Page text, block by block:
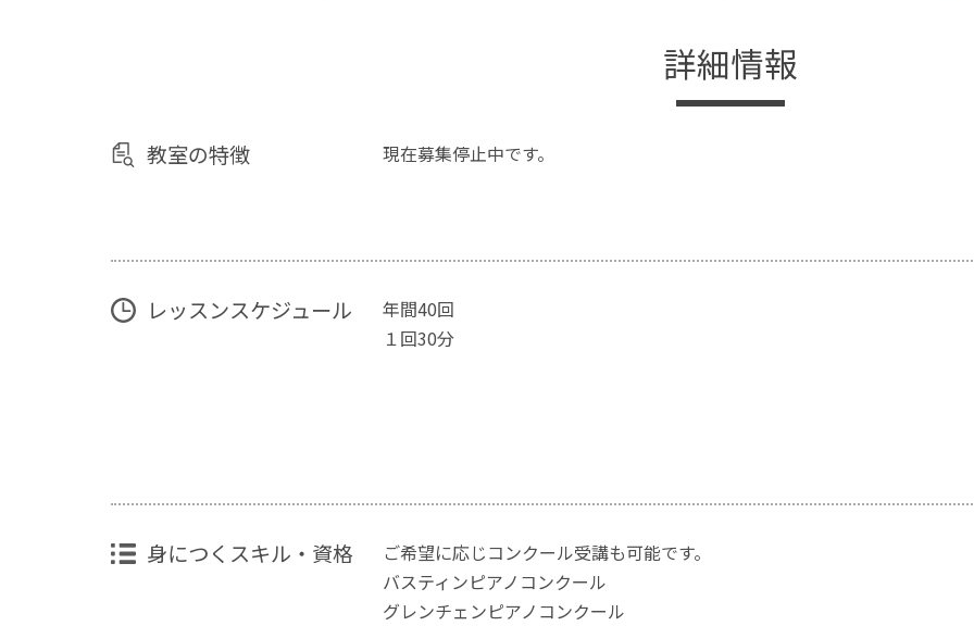
詳細情報
教室の特徴 現在募集停止中です。
レッスンスケジュール
年間40回
１回30分
身につくスキル・資格
ご希望に応じコンクール受講も可能です。
バスティンピアノコンクール
グレンチェンピアノコンクール